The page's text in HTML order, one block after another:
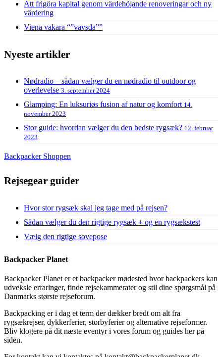
Att frigöra kapital genom värdehöjande renoveringar och ny
värdering
Viena vakara “”vavsda””
Nyeste artikler
Nødradio – sådan vælger du en nødradio til outdoor og
overlevelse 3. september 2024
Glamping: En luksuriøs fusion af natur og komfort 14.
november 2023
Stor guide: hvordan vælger du den bedste rygsæk? 12. februar
2023
Backpacker Shoppen
Rejsegear guider
Hvor stor rygsæk skal jeg tage med på rejsen?
Sådan vælger du den rigtige rygsæk + og en rygsækstest
Vælg den rigtige sovepose
Backpacker Planet
Backpacker Planet er et backpacker mødested hvor backpackers kan
udveksle erfaringer, finde rejsekammerater og stil dine spørgsmål på
Danmarks største rejseforum.
Backpacking er i dag et term der dækker bredt om alt fra
rygsækrejser, dykkerferier, storbyferier og alternative rejseformer.
Bliv klogere på dit næste eventyr i vores forum og guides her på
siden.